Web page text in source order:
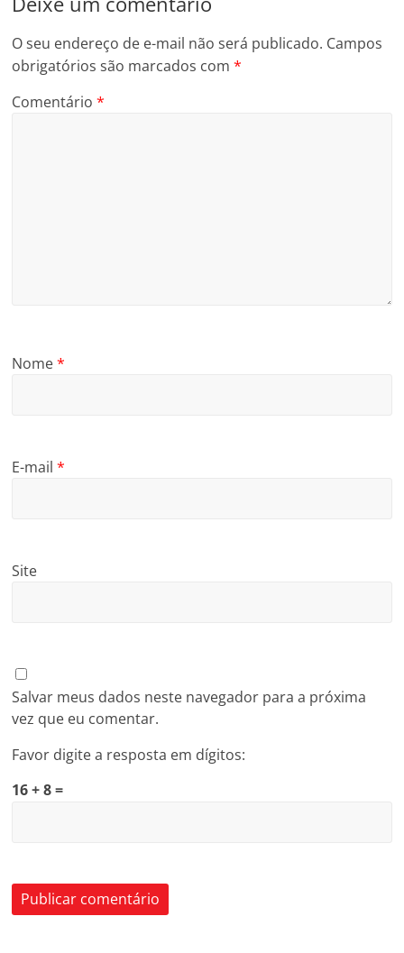
O seu endereço de e-mail não será publicado. Campos
obrigatórios são marcados com*
Comentário*
Nome*
E-mail*
Site
Salvar meus dados neste navegador para a próxima
vez que eu comentar.
Favor digite a resposta em dígitos:
16 + 8 =